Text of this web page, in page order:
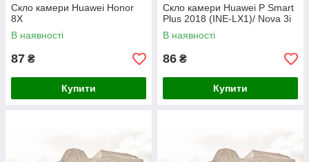
Скло камери Huawei Honor
8X
В наявності
87 ₴
Купити
Скло камери Huawei P Smart
Plus 2018 (INE-LX1)/ Nova 3i
В наявності
86 ₴
Купити